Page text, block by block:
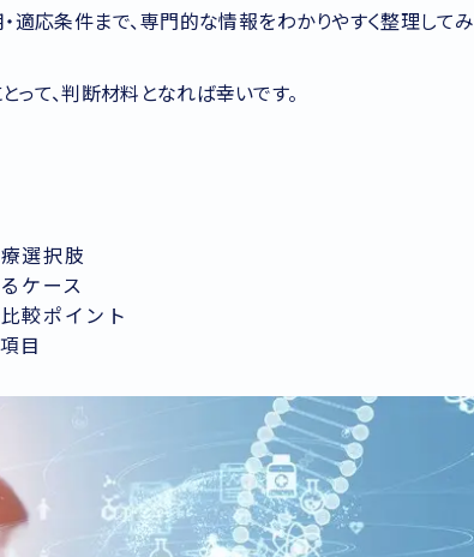
適応条件まで、専門的な情報をわかりやすく整理してみ
って、判断材料となれば幸いです。
選択肢
ケース
較ポイント
目